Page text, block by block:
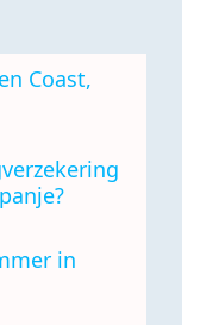
Coast,
in